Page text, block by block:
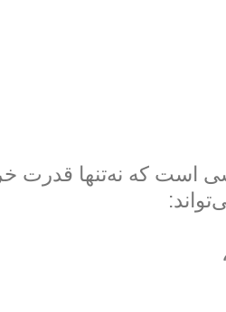
نه‌تنها قدرت خرید و